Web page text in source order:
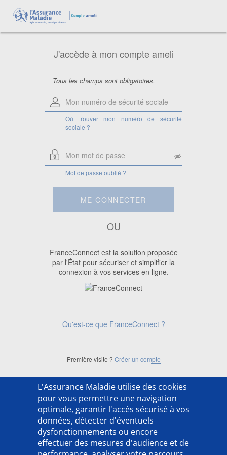
J'accède à mon compte ameli
Tous les champs sont obligatoires.
Où trouver mon numéro de sécurité
sociale ?
sociale
Saisissez votre numéro de sécurité
Attention, si vous êtes ayant droit,
saisissez le numéro de sécurité sociale
rattaché.
Mot de passe oublié ?
ME CONNECTER
L'Assurance Maladie utilise des cookies
pour vous permettre une navigation
optimale, garantir l'accès sécurisé à vos
données, détecter d'éventuels
dysfonctionnements ou encore
effectuer des mesures d'audience et de
OU
FranceConnect est la solution proposée
par l'État pour sécuriser et simplifier la
connexion à vos services en ligne.
Qu'est-ce que FranceConnect ?
Première visite ? Créer un compte
['ACSO254202LX']